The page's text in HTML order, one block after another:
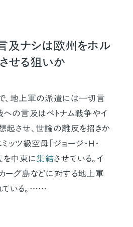
及ナシは欧州をホル
せる狙いか
、地上軍の派遣には一切言
への言及はベトナム戦争やイ
起させ、世論の離反を招きか
ッツ級空母「ジョージ・H・
を中東に集結させている。イ
ーグ島などに対する地上軍
ている。……